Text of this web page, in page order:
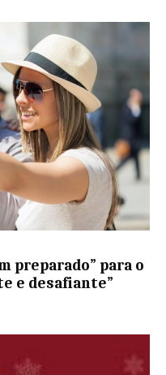
preparado” para o
e desafiante”